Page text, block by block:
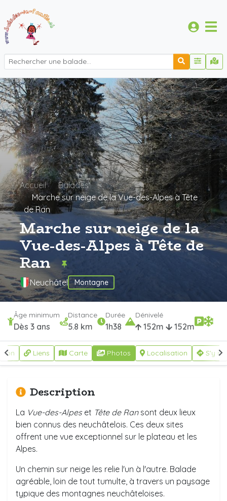
Accueil
Balades
Marche sur neige de la Vue-des-Alpes à Tête
de Ran
Marche sur neige de la
Vue-des-Alpes à Tête de
Ran
Neuchâtel Montagne
Âge minimum
Dès 3 ans
Distance
5.8 km
Durée
1h38
Dénivelé
152m 152m
Liens Carte Photos Localisation S'y
Description
La Vue-des-Alpeset Tête de Ransont deux lieux
bien connus des neuchâtelois. Ces deux sites
offrent une vue exceptionnel sur le plateau et les
Alpes.
Un chemin sur neige les relie l'un à l'autre. Balade
agréable, loin de tout tumulte, à travers un paysage
typique des montagnes neuchâteloises.